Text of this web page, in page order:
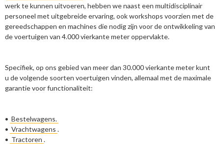
werk te kunnen uitvoeren, hebben we naast een multidisciplinair
personeel met uitgebreide ervaring, ook workshops voorzien met de
gereedschappen en machines die nodig zijn voor de ontwikkeling van
de voertuigen van 4.000 vierkante meter oppervlakte.
Specifiek, op ons gebied van meer dan 30.000 vierkante meter kunt
u de volgende soorten voertuigen vinden, allemaal met de maximale
garantie voor functionaliteit:
• Bestelwagens.
• Vrachtwagens .
• Tractoren .